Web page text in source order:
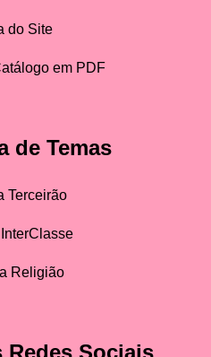
do Site
em PDF
de Temas
Terceirão
Religião
Redes Sociais